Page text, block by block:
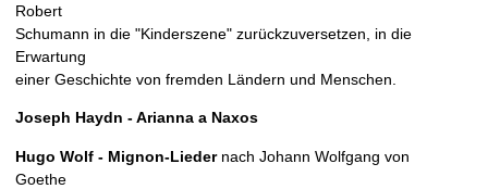
Robert
Schumann in die "Kinderszene" zurückzuversetzen, in die
Erwartung
einer Geschichte von fremden Ländern und Menschen.
Joseph Haydn - Arianna a Naxos
Hugo Wolf - Mignon-Liedernach Johann Wolfgang von
Goethe